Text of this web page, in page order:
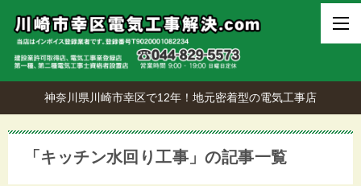
神奈川県川崎市幸区で12年！地元密着型の電気工事店
「キッチン水回り工事」の記事一覧